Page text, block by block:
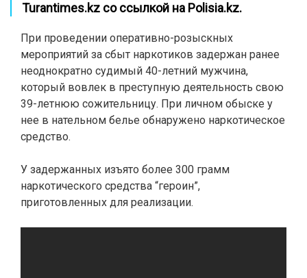
Turantimes.kz со ссылкой на Polisia.kz.
При проведении оперативно-розыскных
мероприятий за сбыт наркотиков задержан ранее
неоднократно судимый 40-летний мужчина,
который вовлек в преступную деятельность свою
39-летнюю сожительницу. При личном обыске у
нее в нательном белье обнаружено наркотическое
средство.
У задержанных изъято более 300 грамм
наркотического средства “героин”,
приготовленных для реализации.